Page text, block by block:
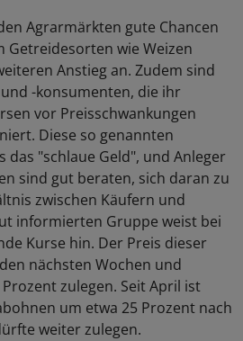
Agrarmärkten gute Chancen
Getreidesorten wie Weizen
Anstieg an. Zudem sind
-konsumenten, die ihr
vor Preisschwankungen
Diese so genannten
das "schlaue Geld", und Anleger
sind gut beraten, sich daran zu
zwischen Käufern und
informierten Gruppe weist bei
Kurse hin. Der Preis dieser
nächsten Wochen und
zulegen. Seit April ist
um etwa 25 Prozent nach
weiter zulegen.